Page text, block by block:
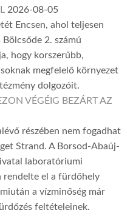
2026-08-05
Encsen, ahol teljesen
2. számú
hogy korszerűbb,
megfelelő környezet
dolgozóit.
VÉGÉIG BEZÁRT AZ
részében nem fogadhat
Strand. A Borsod-Abaúj-
laboratóriumi
rendelte el a fürdőhely
a vízminőség már
feltételeinek.